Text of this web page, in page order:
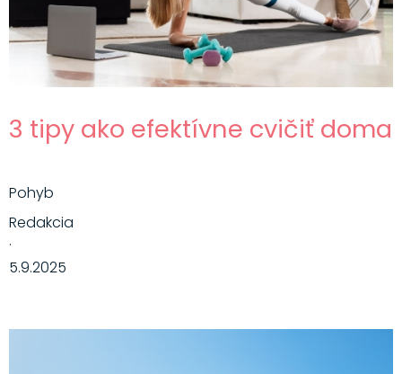
3 tipy ako efektívne cvičiť doma
Pohyb
Redakcia
·
5.9.2025